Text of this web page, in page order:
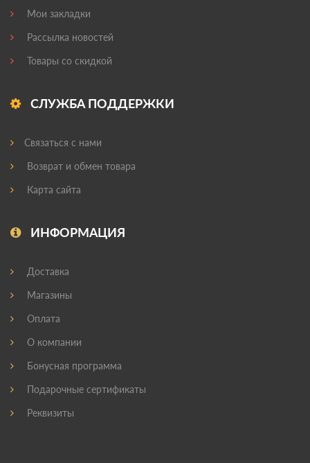
Мои закладки
Рассылка новостей
Товары со скидкой
СЛУЖБА ПОДДЕРЖКИ
Связаться с нами
Возврат и обмен товара
Карта сайта
ИНФОРМАЦИЯ
Доставка
Магазины
Оплата
О компании
Бонусная программа
Подарочные сертификаты
Реквизиты